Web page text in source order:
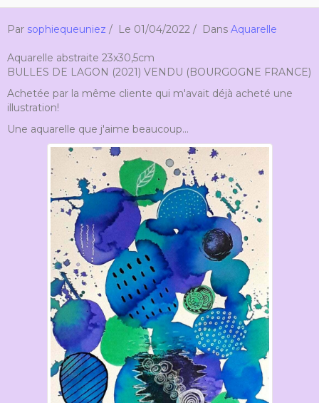
Par sophiequeuniez Le 01/04/2022 Dans Aquarelle
Aquarelle abstraite 23x30,5cm
BULLES DE LAGON (2021) VENDU (BOURGOGNE FRANCE)
Achetée par la même cliente qui m'avait déjà acheté une
illustration!
Une aquarelle que j'aime beaucoup...